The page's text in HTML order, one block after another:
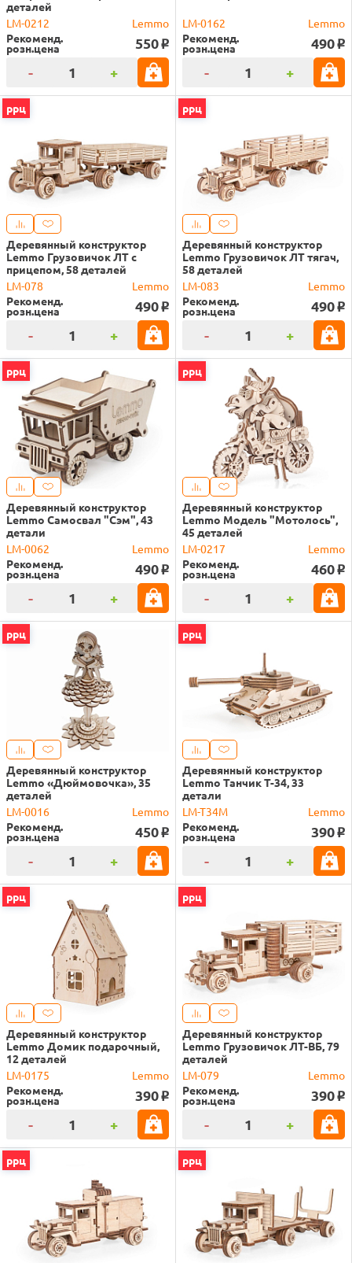
деталей
LM-0212
Lemmo
Рекоменд.
розн.цена 550 o
- +
LM-0162
Lemmo
Рекоменд.
розн.цена 490 o
- +
ррц
Деревянный конструктор
Lemmo Грузовичок ЛТ с
прицепом, 58 деталей
LM-078
Lemmo
Рекоменд.
розн.цена 490 o
- +
ррц
Деревянный конструктор
Lemmo Грузовичок ЛТ тягач,
58 деталей
LM-083
Lemmo
Рекоменд.
розн.цена 490 o
- +
ррц
Деревянный конструктор
Lemmo Самосвал "Сэм", 43
детали
LM-0062
Lemmo
Рекоменд.
розн.цена 490 o
- +
ррц
Деревянный конструктор
Lemmo Модель "Мотолось",
45 деталей
LM-0217
Lemmo
Рекоменд.
розн.цена 460 o
- +
ррц
Деревянный конструктор
Lemmo «Дюймовочка», 35
деталей
LM-0016
Lemmo
Рекоменд.
розн.цена 450 o
- +
ррц
Деревянный конструктор
Lemmo Танчик Т-34, 33
детали
LM-T34M
Lemmo
Рекоменд.
розн.цена 390 o
- +
ррц
Деревянный конструктор
Lemmo Домик подарочный,
12 деталей
LM-0175
Lemmo
Рекоменд.
розн.цена 390 o
- +
ррц
Деревянный конструктор
Lemmo Грузовичок ЛТ-ВБ, 79
деталей
LM-079
Lemmo
Рекоменд.
розн.цена 390 o
- +
ррц ррц